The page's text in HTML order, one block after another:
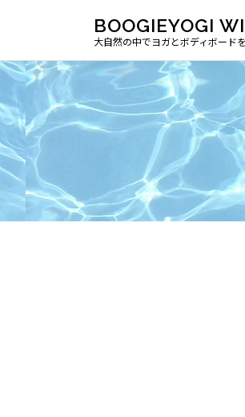
BOOGIEYOGI
大自然の中でヨガとボディボード